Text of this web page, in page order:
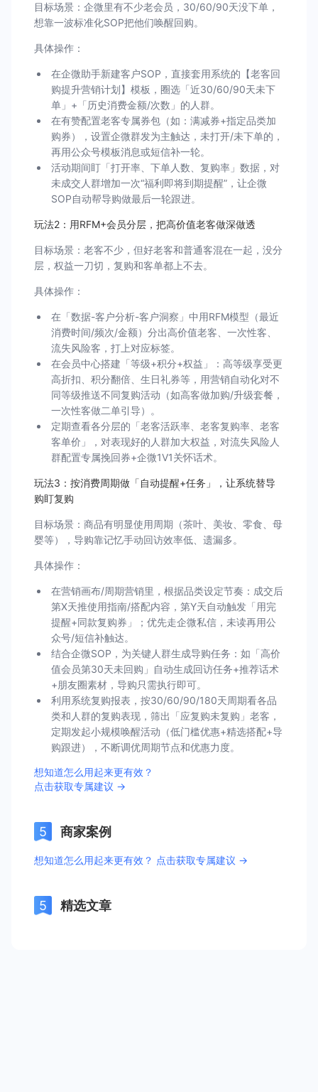
目标场景：企微里有不少老会员，30/60/90天没下单，
想靠一波标准化SOP把他们唤醒回购。
具体操作：
在企微助手新建客户SOP，直接套用系统的【老客回
购提升营销计划】模板，圈选「近30/60/90天未下
单」+「历史消费金额/次数」的人群。
在有赞配置老客专属券包（如：满减券+指定品类加
购券），设置企微群发为主触达，未打开/未下单的，
再用公众号模板消息或短信补一轮。
活动期间盯「打开率、下单人数、复购率」数据，对
未成交人群增加一次“福利即将到期提醒”，让企微
SOP自动帮导购做最后一轮跟进。
玩法2：用RFM+会员分层，把高价值老客做深做透
目标场景：老客不少，但好老客和普通客混在一起，没分
层，权益一刀切，复购和客单都上不去。
具体操作：
在「数据-客户分析-客户洞察」中用RFM模型（最近
消费时间/频次/金额）分出高价值老客、一次性客、
流失风险客，打上对应标签。
在会员中心搭建「等级+积分+权益」：高等级享受更
高折扣、积分翻倍、生日礼券等，用营销自动化对不
同等级推送不同复购活动（如高客做加购/升级套餐，
一次性客做二单引导）。
定期查看各分层的「老客活跃率、老客复购率、老客
客单价」，对表现好的人群加大权益，对流失风险人
群配置专属挽回券+企微1V1关怀话术。
玩法3：按消费周期做「自动提醒+任务」，让系统替导
购盯复购
目标场景：商品有明显使用周期（茶叶、美妆、零食、母
婴等），导购靠记忆手动回访效率低、遗漏多。
具体操作：
在营销画布/周期营销里，根据品类设定节奏：成交后
第X天推使用指南/搭配内容，第Y天自动触发「用完
提醒+同款复购券」；优先走企微私信，未读再用公
众号/短信补触达。
结合企微SOP，为关键人群生成导购任务：如「高价
值会员第30天未回购」自动生成回访任务+推荐话术
+朋友圈素材，导购只需执行即可。
利用系统复购报表，按30/60/90/180天周期看各品
类和人群的复购表现，筛出「应复购未复购」老客，
定期发起小规模唤醒活动（低门槛优惠+精选搭配+导
购跟进），不断调优周期节点和优惠力度。
想知道怎么用起来更有效？
点击获取专属建议 →
商家案例
想知道怎么用起来更有效？ 点击获取专属建议 →
精选文章